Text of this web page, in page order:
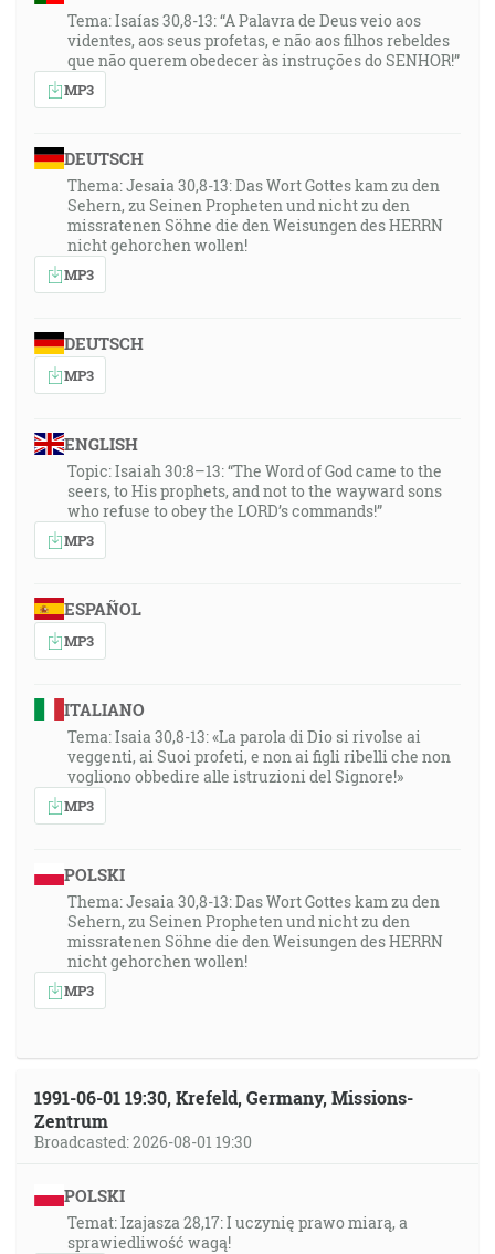
Egypta! Nadarmo používaš mnohé lieky! Nieto tebe
zacelenia!"
43:50
ako majú niektorí obyčaj, ale napomínajúc sa, a to tým
viacej, čím viacej vidíte, že sa blíži ten deň."
Tema: Isaías 30,8-13: “A Palavra de Deus veio aos
videntes, aos seus profetas, e não aos filhos rebeldes
que não querem obedecer às instruções do SENHOR!”
MP3
DEUTSCH
Thema: Jesaia 30,8-13: Das Wort Gottes kam zu den
Sehern, zu Seinen Propheten und nicht zu den
missratenen Söhne die den Weisungen des HERRN
nicht gehorchen wollen!
MP3
DEUTSCH
MP3
ENGLISH
Topic: Isaiah 30:8–13: “The Word of God came to the
seers, to His prophets, and not to the wayward sons
who refuse to obey the LORD’s commands!”
MP3
ESPAÑOL
MP3
ITALIANO
Tema: Isaia 30,8-13: «La parola di Dio si rivolse ai
veggenti, ai Suoi profeti, e non ai figli ribelli che non
vogliono obbedire alle istruzioni del Signore!»
MP3
POLSKI
Thema: Jesaia 30,8-13: Das Wort Gottes kam zu den
Sehern, zu Seinen Propheten und nicht zu den
missratenen Söhne die den Weisungen des HERRN
nicht gehorchen wollen!
MP3
1991-06-01 19:30, Krefeld, Germany, Missions-
Zentrum
Broadcasted: 2026-08-01 19:30
POLSKI
Temat: Izajasza 28,17: I uczynię prawo miarą, a
sprawiedliwość wagą!